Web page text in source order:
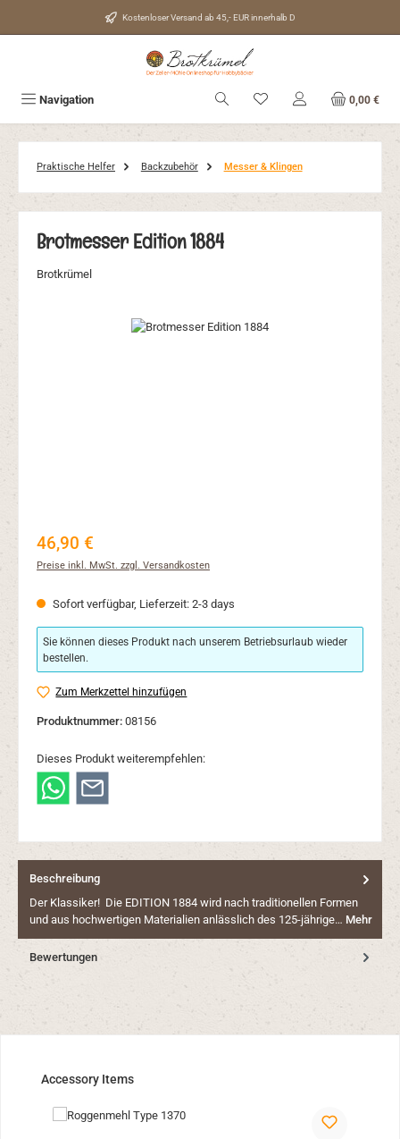
Zum Hauptinhalt springenKostenloser Versand ab 45,- EUR innerhalb D
Navigation Du hast 0 Produkte auf
0,00 €
Praktische Helfer Backzubehör Messer & Klingen
Brotmesser Edition 1884
Brotkrümel
Bildergalerie überspringen
Regulärer Preis:
46,90 €
Preise inkl. MwSt. zzgl. Versandkosten
Sofort verfügbar, Lieferzeit: 2-3 days
Sie können dieses Produkt nach unserem Betriebsurlaub wieder
bestellen.
Zum Merkzettel hinzufügen
Produktnummer: 08156
Dieses Produkt weiterempfehlen:
Beschreibung
Der Klassiker! Die EDITION 1884 wird nach traditionellen Formen
und aus hochwertigen Materialien anlässlich des 125-jährige… Mehr
Bewertungen
Produktgalerie überspringen
Accessory Items